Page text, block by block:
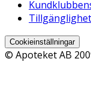
Tillgänglighet
Cookieinställningar
© Apoteket AB